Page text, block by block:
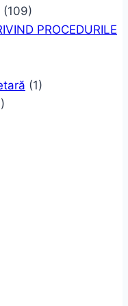
(109)
PROCEDURILE
(1)